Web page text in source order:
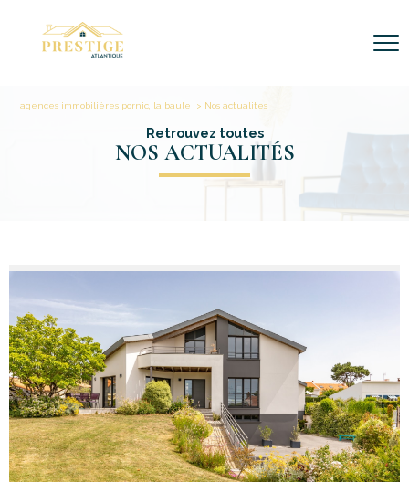
agences immobilières pornic, la baule Nos actualites
Retrouvez toutes
NOS ACTUALITÉS